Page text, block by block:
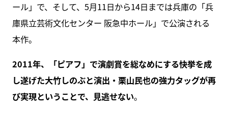
ール」で、そして、5月11日から14日までは兵庫の「兵
庫県立芸術文化センター 阪急中ホール」で公演される
本作。
2011年、「ピアフ」で演劇賞を総なめにする快挙を成
し遂げた大竹しのぶと演出・栗山民也の強力タッグが再
び実現ということで、見逃せない。